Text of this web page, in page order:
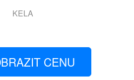
KELA
CENU